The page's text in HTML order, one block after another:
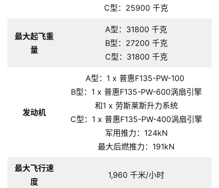
C型：25900 千克
最大起飞重
量
A型：31800 千克
B型：27200 千克
C型：31800 千克
发动机
A型：1 x 普惠F135-PW-100
B型：1 x 普惠F135-PW-600涡扇引擎
和1 x 劳斯莱斯升力系统
C型：1 x 普惠F135-PW-400涡扇引擎
军用推力：124kN
最大后燃推力：191kN
最大飞行速
度
1,960 千米/小时